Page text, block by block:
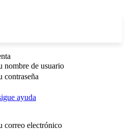
nombre de usuario
contraseña
ayuda
correo electrónico